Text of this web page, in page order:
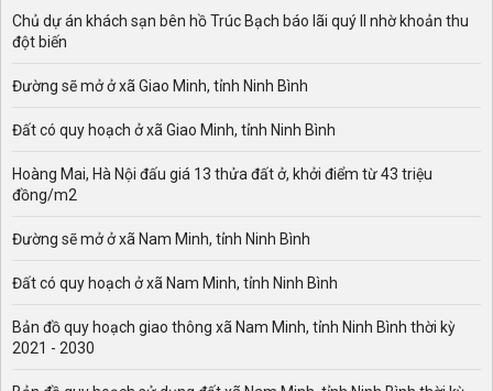
Chủ dự án khách sạn bên hồ Trúc Bạch báo lãi quý II nhờ khoản thu
đột biến
Đường sẽ mở ở xã Giao Minh, tỉnh Ninh Bình
Đất có quy hoạch ở xã Giao Minh, tỉnh Ninh Bình
Hoàng Mai, Hà Nội đấu giá 13 thửa đất ở, khởi điểm từ 43 triệu
đồng/m2
Đường sẽ mở ở xã Nam Minh, tỉnh Ninh Bình
Đất có quy hoạch ở xã Nam Minh, tỉnh Ninh Bình
Bản đồ quy hoạch giao thông xã Nam Minh, tỉnh Ninh Bình thời kỳ
2021 - 2030